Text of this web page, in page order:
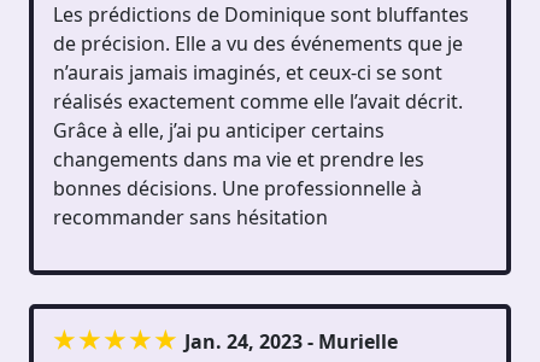
Les prédictions de Dominique sont bluffantes
de précision. Elle a vu des événements que je
n’aurais jamais imaginés, et ceux-ci se sont
réalisés exactement comme elle l’avait décrit.
Grâce à elle, j’ai pu anticiper certains
changements dans ma vie et prendre les
bonnes décisions. Une professionnelle à
recommander sans hésitation
Jan. 24, 2023 - Murielle